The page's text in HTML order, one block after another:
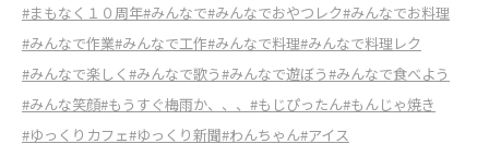
#まもなく１０周年#みんなで#みんなでおやつレク#みんなでお料理
#みんなで作業#みんなで工作#みんなで料理#みんなで料理レク
#みんなで楽しく #みんなで歌う#みんなで遊ぼう#みんなで食べよう
#みんな笑顔#もうすぐ梅雨か、、、 #もじぴったん#もんじゃ焼き
#ゆっくりカフェ#ゆっくり新聞#わんちゃん#アイス